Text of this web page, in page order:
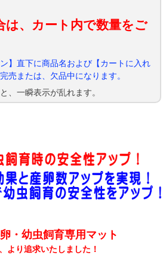
は、カート内で数量をご
】直下に商品名および【カートに入れ
売または、欠品中になります。
、一瞬表示が乱れます。
・幼虫飼育専用マット
より追求いたしました！